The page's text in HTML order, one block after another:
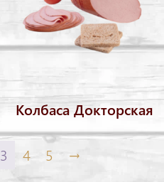
Колбаса Докторская
3 4 5 →